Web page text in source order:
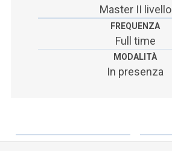
Master II livello
FREQUENZA
Full time
MODALITÀ
In presenza